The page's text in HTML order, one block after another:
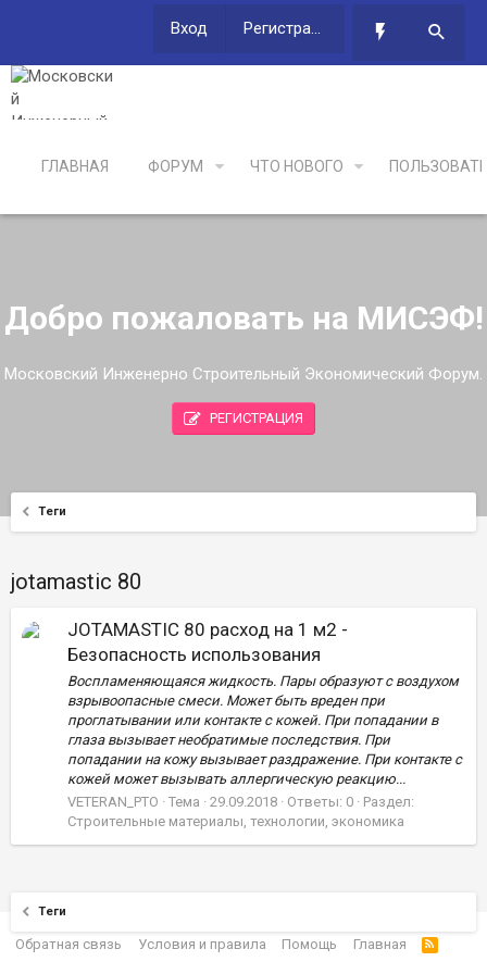
Вход Регистрация
ГЛАВНАЯ ФОРУМ ЧТО НОВОГО
Добро пожаловать на МИСЭФ!
Московский Инженерно Строительный Экономический Форум.
РЕГИСТРАЦИЯ
Теги
jotamastic 80
JOTAMASTIC 80 расход на 1 м2 -
Безопасность использования
Воспламеняющаяся жидкость. Пары образуют с воздухом
взрывоопасные смеси. Может быть вреден при
проглатывании или контакте с кожей. При попадании в
глаза вызывает необратимые последствия. При
попадании на кожу вызывает раздражение. При контакте с
кожей может вызывать аллергическую реакцию...
VETERAN_PTO
Тема 29.09.2018 Ответы: 0
Раздел:
Строительные материалы, технологии, экономика
Теги
Обратная связь Условия и правила Помощь Главная